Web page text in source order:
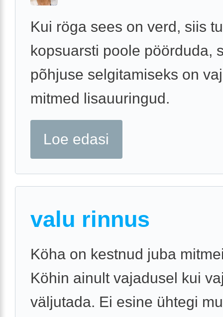
Kui röga sees on verd, siis
kopsuarsti poole pöörduda,
põhjuse selgitamiseks on
mitmed lisauuringud.
Loe edasi
valu rinnus
Köha on kestnud juba
Köhin ainult vajadusel kui
väljutada. Ei esine ühtegi